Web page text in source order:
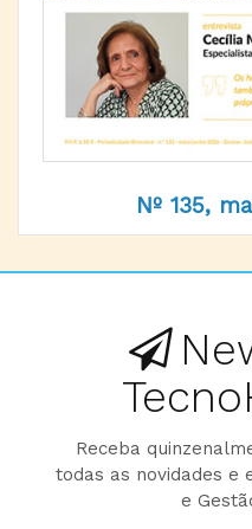
Nº 135,
Receba
todas as novidades e
e